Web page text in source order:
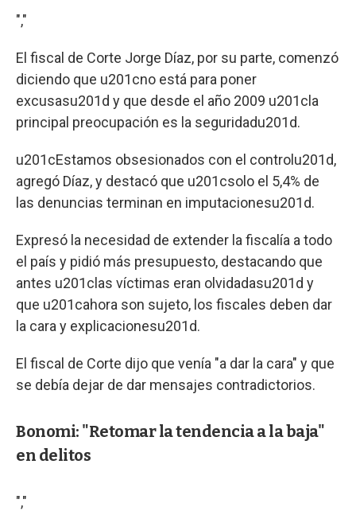
","
El fiscal de Corte Jorge Díaz, por su parte, comenzó
diciendo que u201cno está para poner
excusasu201d y que desde el año 2009 u201cla
principal preocupación es la seguridadu201d.
u201cEstamos obsesionados con el controlu201d,
agregó Díaz, y destacó que u201csolo el 5,4% de
las denuncias terminan en imputacionesu201d.
Expresó la necesidad de extender la fiscalía a todo
el país y pidió más presupuesto, destacando que
antes u201clas víctimas eran olvidadasu201d y
que u201cahora son sujeto, los fiscales deben dar
la cara y explicacionesu201d.
El fiscal de Corte dijo que venía "a dar la cara" y que
se debía dejar de dar mensajes contradictorios.
Bonomi: "Retomar la tendencia a la baja"
en delitos
","